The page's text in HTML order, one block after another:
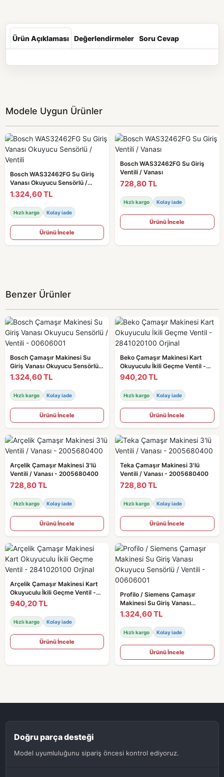
Ürün Açıklaması Değerlendirmeler Soru Cevap
Modele Uygun Ürünler
Bosch WAS32462FG Su Giriş
Vanası Okuyucu Sensörlü /
Ventili
1.324,60 TL
Hızlı kargo Kolay iade
Ürünü İncele
Bosch WAS32462FG Su Giriş
Ventili / Vanası
728,80 TL
Hızlı kargo Kolay iade
Ürünü İncele
Benzer Ürünler
Bosch Çamaşır Makinesi Su
Giriş Vanası Okuyucu Sensörlü /
Ventili - 00606001
1.324,60 TL
Hızlı kargo Kolay iade
Ürünü İncele
Beko Çamaşır Makinesi Kart
Okuyuculu İkili Geçme Ventil -
2841020100 Orjinal
940,20 TL
Hızlı kargo Kolay iade
Ürünü İncele
Arçelik Çamaşır Makinesi 3'lü
Ventili / Vanası - 2005680400
728,80 TL
Hızlı kargo Kolay iade
Ürünü İncele
Teka Çamaşır Makinesi 3'lü
Ventili / Vanası - 2005680400
728,80 TL
Hızlı kargo Kolay iade
Ürünü İncele
Arçelik Çamaşır Makinesi Kart
Okuyuculu İkili Geçme Ventil -
2841020100 Orjinal
940,20 TL
Hızlı kargo Kolay iade
Ürünü İncele
Profilo / Siemens Çamaşır
Makinesi Su Giriş Vanası
Okuyucu Sensörlü / Ventili -
00606001
1.324,60 TL
Hızlı kargo Kolay iade
Ürünü İncele
Doğru parça desteği
Model uyumluluğunu sipariş öncesi kontrol ediyoruz.